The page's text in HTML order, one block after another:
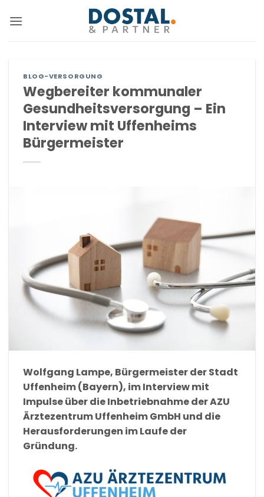
Inhalt
BLOG-VERSORGUNG
Wegbereiter kommunaler
Gesundheitsversorgung – Ein
Interview mit Uffenheims
Bürgermeister
Wolfgang Lampe, Bürgermeister der Stadt
Uffenheim (Bayern), im Interview mit
Impulse über die Inbetriebnahme der AZU
Ärztezentrum Uffenheim GmbH und die
Herausforderungen im Laufe der
Gründung.